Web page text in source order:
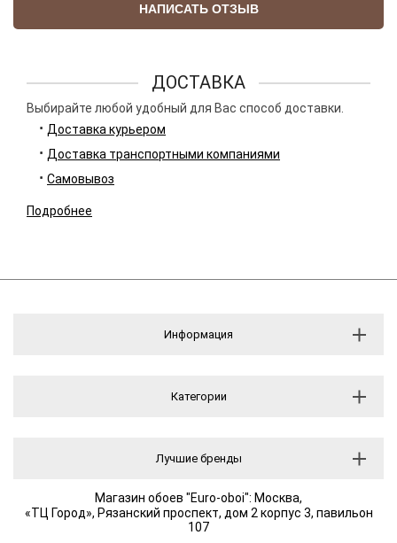
НАПИСАТЬ ОТЗЫВ
ДОСТАВКА
Выбирайте любой удобный для Вас способ доставки.
Доставка курьером
Доставка транспортными компаниями
Самовывоз
Подробнее
Информация
Категории
Лучшие бренды
Магазин обоев "Euro-oboi": Москва,
«ТЦ Город», Рязанский проспект, дом 2 корпус 3, павильон
107